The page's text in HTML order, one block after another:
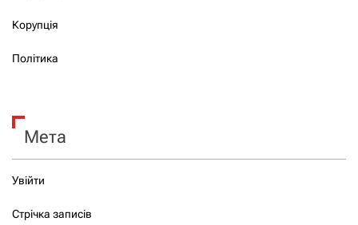
Корупція
Політика
Мета
Увійти
Стрічка записів